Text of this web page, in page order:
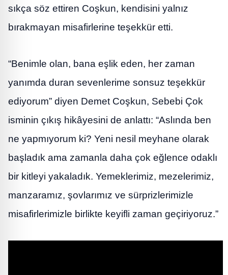
sıkça söz ettiren Coşkun, kendisini yalnız
bırakmayan misafirlerine teşekkür etti.
“Benimle olan, bana eşlik eden, her zaman
yanımda duran sevenlerime sonsuz teşekkür
ediyorum” diyen Demet Coşkun, Sebebi Çok
isminin çıkış hikâyesini de anlattı: “Aslında ben
ne yapmıyorum ki? Yeni nesil meyhane olarak
başladık ama zamanla daha çok eğlence odaklı
bir kitleyi yakaladık. Yemeklerimiz, mezelerimiz,
manzaramız, şovlarımız ve sürprizlerimizle
misafirlerimizle birlikte keyifli zaman geçiriyoruz.”